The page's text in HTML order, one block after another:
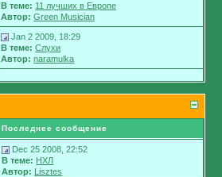
В теме: 11 лучших в Европе
Автор: Green Musician
Jan 2 2009, 18:29
В теме: Слухи
Автор: naramulka
Последнее сообщение
Dec 25 2008, 22:52
В теме: НХЛ
Автор: Lisztes